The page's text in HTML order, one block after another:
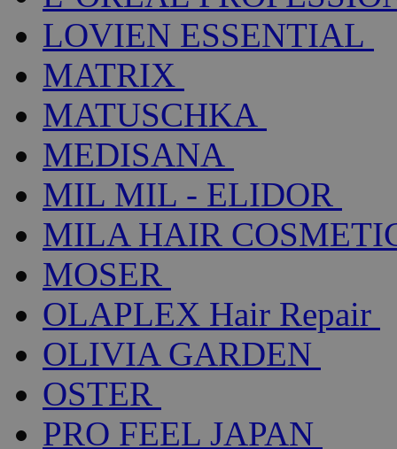
LOVIEN ESSENTIAL
MATRIX
MATUSCHKA
MEDISANA
MIL MIL - ELIDOR
MILA HAIR
MOSER
OLAPLEX Hair Repair
OLIVIA GARDEN
OSTER
PRO FEEL JAPAN